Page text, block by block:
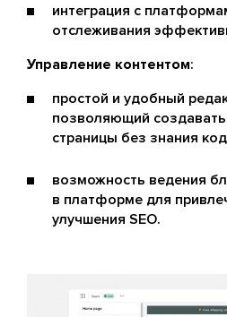
интеграция с
отслеживания
Управление контентом:
простой и удобный
позволяющий
страницы без знания
возможность ведения
в платформе для
улучшения SEO.